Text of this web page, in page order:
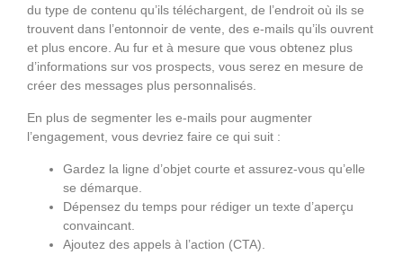
du type de contenu qu’ils téléchargent, de l’endroit où ils se
trouvent dans l’entonnoir de vente, des e-mails qu’ils ouvrent
et plus encore. Au fur et à mesure que vous obtenez plus
d’informations sur vos prospects, vous serez en mesure de
créer des messages plus personnalisés.
En plus de segmenter les e-mails pour augmenter
l’engagement, vous devriez faire ce qui suit :
Gardez la ligne d’objet courte et assurez-vous qu’elle
se démarque.
Dépensez du temps pour rédiger un texte d’aperçu
convaincant.
Ajoutez des appels à l’action (CTA).